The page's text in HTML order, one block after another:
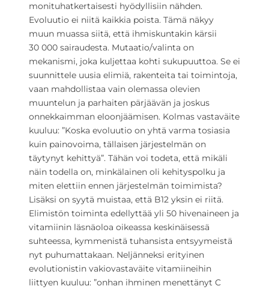
monituhatkertaisesti hyödyllisiin nähden.
Evoluutio ei niitä kaikkia poista. Tämä näkyy
muun muassa siitä, että ihmiskuntakin kärsii
30 000 sairaudesta. Mutaatio/valinta on
mekanismi, joka kuljettaa kohti sukupuuttoa. Se ei
suunnittele uusia elimiä, rakenteita tai toimintoja,
vaan mahdollistaa vain olemassa olevien
muuntelun ja parhaiten pärjäävän ja joskus
onnekkaimman eloonjäämisen. Kolmas vastaväite
kuuluu: ”Koska evoluutio on yhtä varma tosiasia
kuin painovoima, tällaisen järjestelmän on
täytynyt kehittyä”. Tähän voi todeta, että mikäli
näin todella on, minkälainen oli kehityspolku ja
miten elettiin ennen järjestelmän toimimista?
Lisäksi on syytä muistaa, että B12 yksin ei riitä.
Elimistön toiminta edellyttää yli 50 hivenaineen ja
vitamiinin läsnäoloa oikeassa keskinäisessä
suhteessa, kymmenistä tuhansista entsyymeistä
nyt puhumattakaan. Neljänneksi erityinen
evolutionistin vakiovastaväite vitamiineihin
liittyen kuuluu: ”onhan ihminen menettänyt C